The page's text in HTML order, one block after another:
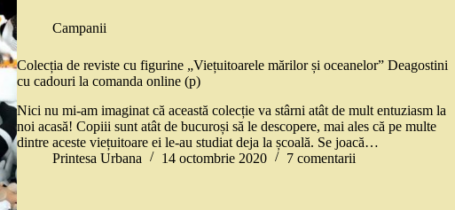
Campanii
Colecția de reviste cu figurine „Viețuitoarele mărilor și oceanelor” Deagostini
cu cadouri la comanda online (p)
Nici nu mi-am imaginat că această colecție va stârni atât de mult entuziasm la
noi acasă! Copiii sunt atât de bucuroși să le descopere, mai ales că pe multe
dintre aceste viețuitoare ei le-au studiat deja la școală. Se joacă…
Printesa Urbana
14 octombrie 2020 7 comentarii